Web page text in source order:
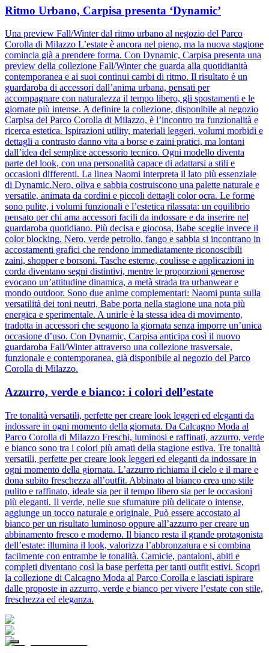
Ritmo Urbano, Carpisa presenta ‘Dynamic’
Una preview Fall/Winter dal ritmo urbano al negozio del Parco
Corolla di Milazzo L’estate è ancora nel pieno, ma la nuova stagione
comincia già a prendere forma. Con Dynamic, Carpisa presenta una
preview della collezione Fall/Winter che guarda alla quotidianità
contemporanea e ai suoi continui cambi di ritmo. Il risultato è un
guardaroba di accessori dall’anima urbana, pensati per
accompagnare con naturalezza il tempo libero, gli spostamenti e le
giornate più intense. A definire la collezione, disponibile al negozio
Carpisa del Parco Corolla di Milazzo, è l’incontro tra funzionalità e
ricerca estetica. Ispirazioni utility, materiali leggeri, volumi morbidi e
dettagli a contrasto danno vita a borse e zaini pratici, ma lontani
dall’idea del semplice accessorio tecnico. Ogni modello diventa
parte del look, con una personalità capace di adattarsi a stili e
occasioni differenti. La linea Naomi interpreta il lato più essenziale
di Dynamic.Nero, oliva e sabbia costruiscono una palette naturale e
versatile, animata da cordini e piccoli dettagli color ocra. Le forme
sono pulite, i volumi funzionali e l’estetica rilassata: un equilibrio
pensato per chi ama accessori facili da indossare e da inserire nel
guardaroba quotidiano. Più decisa e giocosa, Babe sceglie invece il
color blocking. Nero, verde petrolio, fango e sabbia si incontrano in
accostamenti grafici che rendono immediatamente riconoscibili
zaini, shopper e borsoni. Tasche esterne, coulisse e applicazioni in
corda diventano segni distintivi, mentre le proporzioni generose
evocano un’attitudine dinamica, a metà strada tra urbanwear e
mondo outdoor. Sono due anime complementari: Naomi punta sulla
versatilità dei toni neutri, Babe porta nella stagione una nota più
energica e sperimentale. A unirle è la stessa idea di movimento,
tradotta in accessori che seguono la giornata senza imporre un’unica
occasione d’uso. Con Dynamic, Carpisa anticipa così il nuovo
guardaroba Fall/Winter attraverso una collezione trasversale,
funzionale e contemporanea, già disponibile al negozio del Parco
Corolla di Milazzo.
Azzurro, verde e bianco: i colori dell’estate
Tre tonalità versatili, perfette per creare look leggeri ed eleganti da
indossare in ogni momento della giornata. Da Calcagno Moda al
Parco Corolla di Milazzo Freschi, luminosi e raffinati, azzurro, verde
e bianco sono tra i colori più amati della stagione estiva. Tre tonalità
versatili, perfette per creare look leggeri ed eleganti da indossare in
ogni momento della giornata. L’azzurro richiama il cielo e il mare e
dona subito freschezza all’outfit. Abbinato al bianco crea uno stile
pulito e raffinato, ideale sia per il tempo libero sia per le occasioni
più eleganti. Il verde, nelle sue sfumature più delicate o intense,
aggiunge un tocco naturale e originale. Può essere accostato al
bianco per un risultato luminoso oppure all’azzurro per creare un
abbinamento fresco e moderno. Il bianco resta il grande protagonista
dell’estate: illumina il look, valorizza l’abbronzatura e si combina
facilmente con entrambe le tonalità. Camicie, pantaloni, abiti e
completi diventano così la base perfetta per tanti outfit estivi. Scopri
la collezione di Calcagno Moda al Parco Corolla e lasciati ispirare
dalle proposte in azzurro, verde e bianco per vivere l’estate con stile,
freschezza ed eleganza.